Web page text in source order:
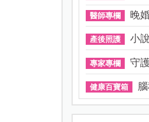
醫師專欄 晚
產後照護 小
專家專欄 守
健康百寶箱 腦